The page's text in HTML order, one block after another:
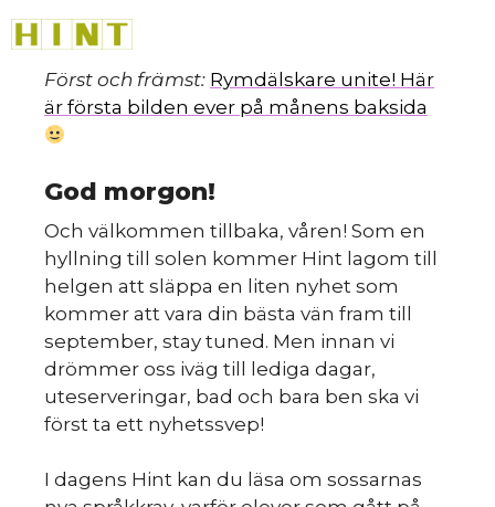
till
innehåll
Först och främst: Rymdälskare unite! Här
är första bilden ever på månens baksida
God morgon!
Och välkommen tillbaka, våren! Som en
hyllning till solen kommer Hint lagom till
helgen att släppa en liten nyhet som
kommer att vara din bästa vän fram till
september, stay tuned. Men innan vi
drömmer oss iväg till lediga dagar,
uteserveringar, bad och bara ben ska vi
först ta ett nyhetssvep!
I dagens Hint kan du läsa om sossarnas